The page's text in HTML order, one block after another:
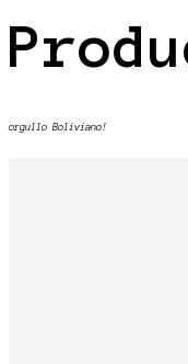
orgullo Boliviano!